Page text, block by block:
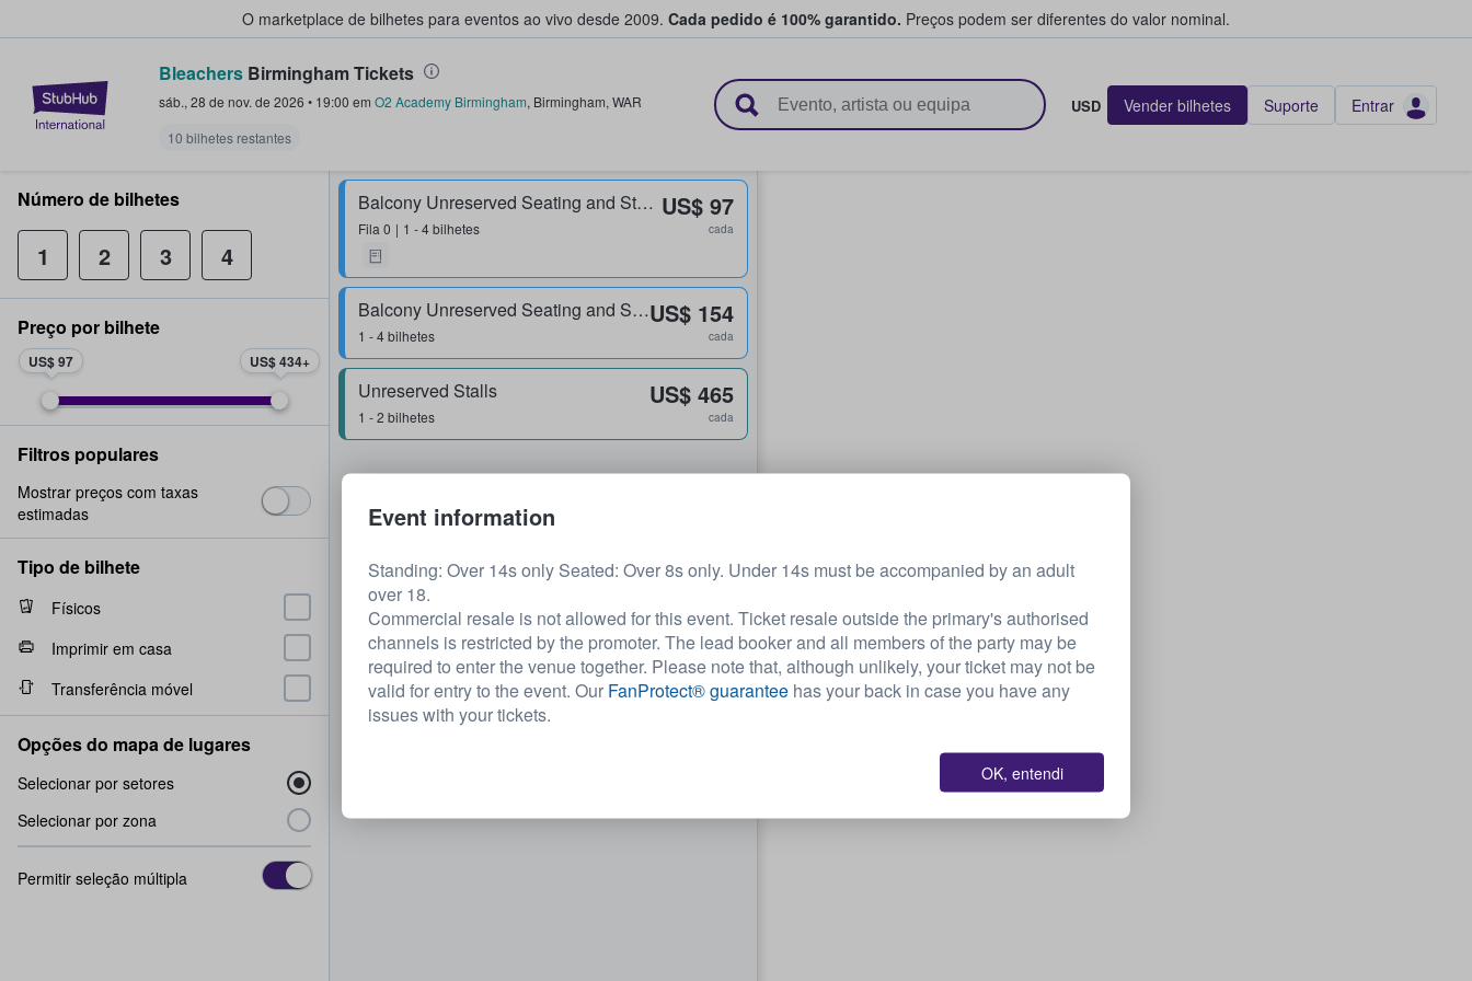
O marketplace de bilhetes para eventos ao vivo desde 2009. Cada pedido é 100% garantido. Preços podem ser diferentes do valor nominal.
StubHub – onde os fãs compram e vendem bilhetes
Bleachers Birmingham Tickets
sáb., 28 de nov. de 2026 • 19:00 em O2 Academy Birmingham, Birmingham, WAR
10 bilhetes restantes
USD Vender bilhetes Suporte Entrar
Balcony Unreserved Seating and Standing
Fila 0 1 - 4 bilhetes
US$ 97
cada
Balcony Unreserved Seating and Standing
1 - 4 bilhetes
US$ 154
cada
Unreserved Stalls
1 - 2 bilhetes
US$ 465
cada
Número de bilhetes
1 2 3 4
Preço por bilhete
US$ 97 US$ 434
Filtros populares
Mostrar preços com taxas
estimadas
Tipo de bilhete
Físicos
Imprimir em casa
Transferência móvel
Opções do mapa de lugares
Selecionar por setores
Selecionar por zona
Permitir seleção múltipla
Event information
Standing: Over 14s only Seated: Over 8s only. Under 14s must be accompanied by an adult
over 18.
Commercial resale is not allowed for this event. Ticket resale outside the primary's authorised
channels is restricted by the promoter. The lead booker and all members of the party may be
required to enter the venue together. Please note that, although unlikely, your ticket may not be
valid for entry to the event. Our FanProtect® guarantee has your back in case you have any
issues with your tickets.
OK, entendi